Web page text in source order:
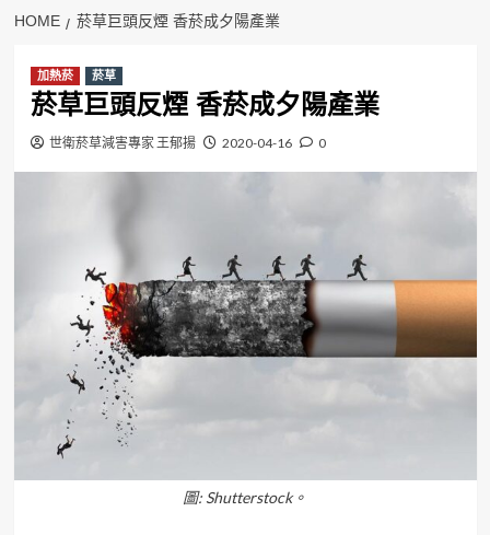
HOME 菸草巨頭反煙 香菸成夕陽產業
加熱菸 菸草
菸草巨頭反煙 香菸成夕陽產業
世衛菸草減害專家 王郁揚 2020-04-16 0
圖: Shutterstock。